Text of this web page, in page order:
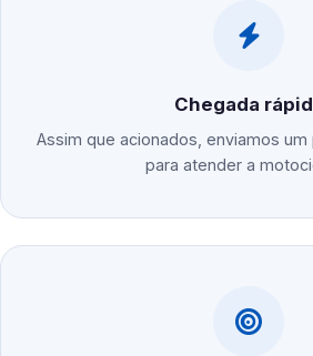
Chegada
Assim que acionados, enviamos
para atender a